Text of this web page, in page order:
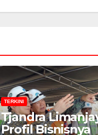
TERKINI
Tjandra
Profil Bisnisnya